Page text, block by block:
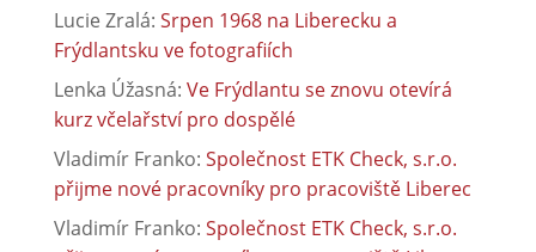
Lucie Zralá: Srpen 1968 na Liberecku a
Frýdlantsku ve fotografiích
Lenka Úžasná: Ve Frýdlantu se znovu otevírá
kurz včelařství pro dospělé
Vladimír Franko: Společnost ETK Check, s.r.o.
přijme nové pracovníky pro pracoviště Liberec
Vladimír Franko: Společnost ETK Check, s.r.o.